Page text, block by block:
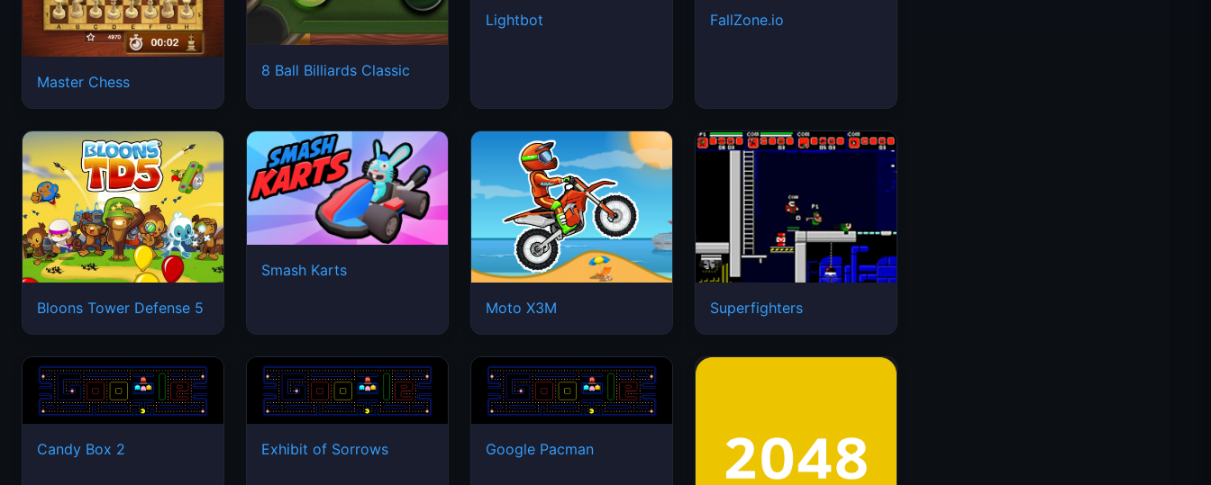
Master Chess
8 Ball Billiards Classic
Lightbot FallZone.io
Bloons Tower Defense 5
Smash Karts
Moto X3M Superfighters
Candy Box 2 Exhibit of Sorrows Google Pacman